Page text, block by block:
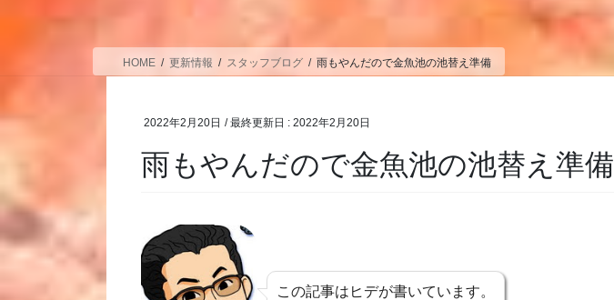
HOME 更新情報 スタッフブログ 雨もやんだので金魚池の池替え準備
2022年2月20日 / 最終更新日 :2022年2月20日
雨もやんだので金魚池の池替え準備
この記事はヒデが書いています。